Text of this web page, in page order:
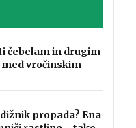
čebelam in drugim
vročinskim
propada? Ena